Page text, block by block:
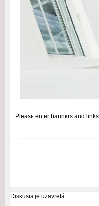
Please enter banners and links.
Diskusia je uzavretá